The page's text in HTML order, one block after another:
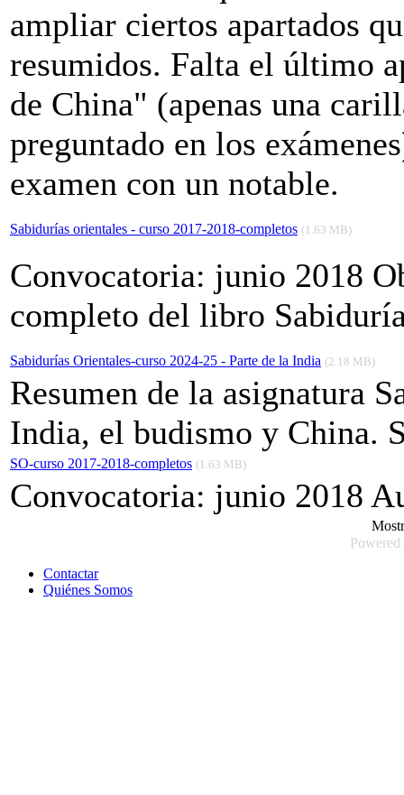
ampliar ciertos apartados
resumidos. Falta el último
de China" (apenas una
preguntado en los
examen con un notable.
Sabidurías orientales - curso 2017-2018-completos (1.63 MB)
Convocatoria: junio 2018
completo del libro
Sabidurías Orientales-curso 2024-25 - Parte de la India (2.18 MB)
Resumen de la asignatura
India, el budismo y China.
SO-curso 2017-2018-completos (1.63 MB)
Convocatoria: junio 2018
Contactar
Quiénes Somos